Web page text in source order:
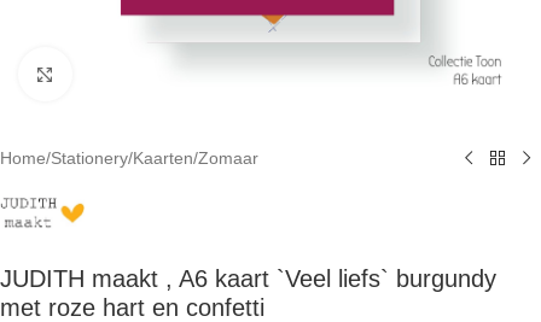
Home/Stationery/Kaarten/Zomaar
JUDITH maakt , A6 kaart `Veel liefs` burgundy
met roze hart en confetti